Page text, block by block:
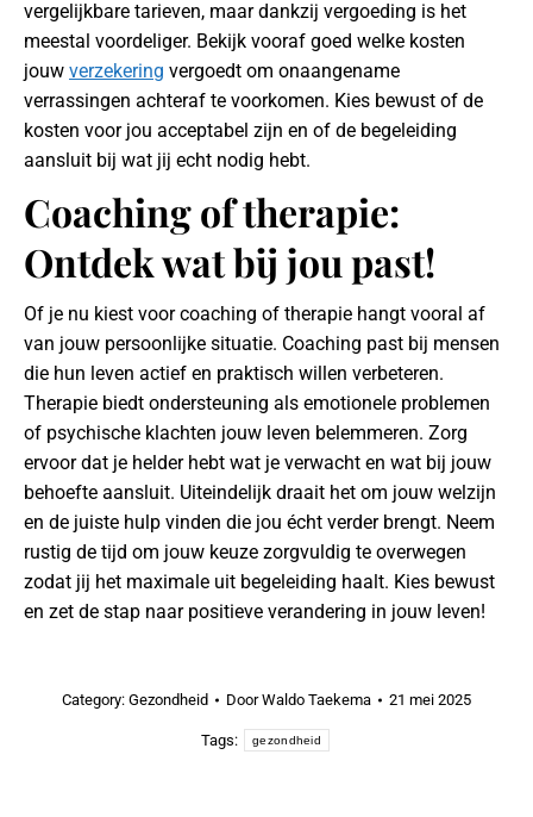
vergelijkbare tarieven, maar dankzij vergoeding is het
meestal voordeliger. Bekijk vooraf goed welke kosten
jouw verzekering vergoedt om onaangename
verrassingen achteraf te voorkomen. Kies bewust of de
kosten voor jou acceptabel zijn en of de begeleiding
aansluit bij wat jij echt nodig hebt.
Coaching of therapie:
Ontdek wat bij jou past!
Of je nu kiest voor coaching of therapie hangt vooral af
van jouw persoonlijke situatie. Coaching past bij mensen
die hun leven actief en praktisch willen verbeteren.
Therapie biedt ondersteuning als emotionele problemen
of psychische klachten jouw leven belemmeren. Zorg
ervoor dat je helder hebt wat je verwacht en wat bij jouw
behoefte aansluit. Uiteindelijk draait het om jouw welzijn
en de juiste hulp vinden die jou écht verder brengt. Neem
rustig de tijd om jouw keuze zorgvuldig te overwegen
zodat jij het maximale uit begeleiding haalt. Kies bewust
en zet de stap naar positieve verandering in jouw leven!
Category: Gezondheid DoorWaldo Taekema 21 mei 2025
Tags: gezondheid